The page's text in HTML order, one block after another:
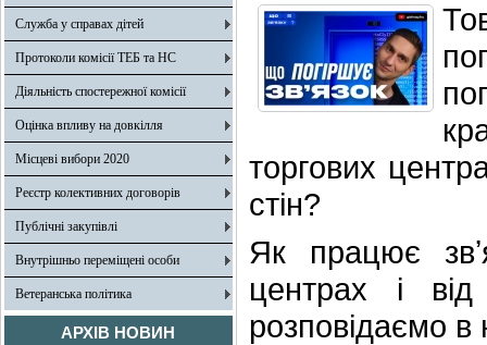
Служба у справах дітей
Протоколи комісії ТЕБ та НС
Діяльність спостережної комісії
Оцінка впливу на довкілля
Місцеві вибори 2020
Реєстр колективних договорів
Публічні закупівлі
Внутрішньо переміщені особи
Ветеранська політика
АРХІВ НОВИН
торгових
стін?
Як працює
центрах і
розповідаємо